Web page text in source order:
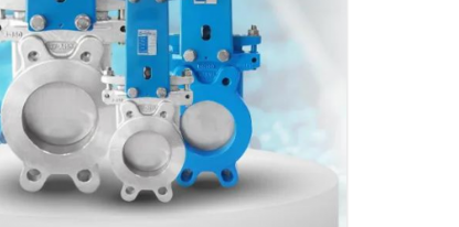
VALVES
BUTTERFLY VALVES